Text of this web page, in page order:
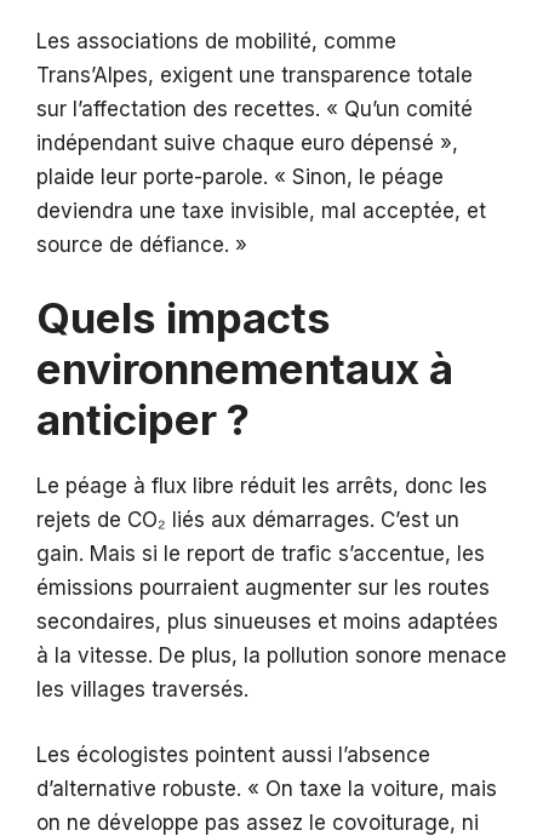
Les associations de mobilité, comme
Trans’Alpes, exigent une transparence totale
sur l’affectation des recettes. « Qu’un comité
indépendant suive chaque euro dépensé »,
plaide leur porte-parole. « Sinon, le péage
deviendra une taxe invisible, mal acceptée, et
source de défiance. »
Quels impacts
environnementaux à
anticiper ?
Le péage à flux libre réduit les arrêts, donc les
rejets de CO₂ liés aux démarrages. C’est un
gain. Mais si le report de trafic s’accentue, les
émissions pourraient augmenter sur les routes
secondaires, plus sinueuses et moins adaptées
à la vitesse. De plus, la pollution sonore menace
les villages traversés.
Les écologistes pointent aussi l’absence
d’alternative robuste. « On taxe la voiture, mais
on ne développe pas assez le covoiturage, ni